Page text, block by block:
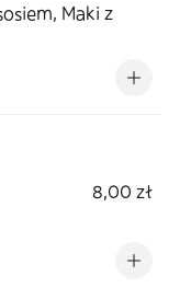
Maki z
8,00 zł